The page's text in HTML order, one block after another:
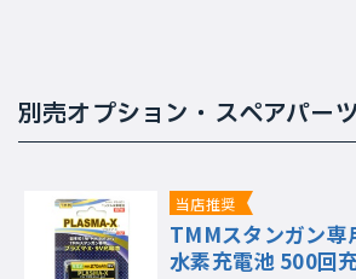
別売オプション・スペアパーツ
当店推奨
TMMスタンガン専
水素充電池 500回